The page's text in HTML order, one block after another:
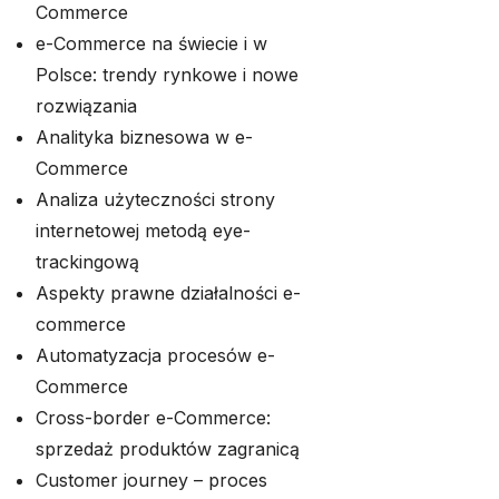
Commerce
e-Commerce na świecie i w
Polsce: trendy rynkowe i nowe
rozwiązania
Analityka biznesowa w e-
Commerce
Analiza użyteczności strony
internetowej metodą eye-
trackingową
Aspekty prawne działalności e-
commerce
Automatyzacja procesów e-
Commerce
Cross-border e-Commerce:
sprzedaż produktów zagranicą
Customer journey – proces